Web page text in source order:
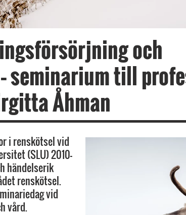
och
seminarium till
Åhman
i renskötsel vid
(SLU) 2010–
händelserik
renskötsel.
vid
vård.